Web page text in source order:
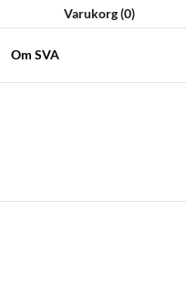
Varukorg(0)
Om SVA